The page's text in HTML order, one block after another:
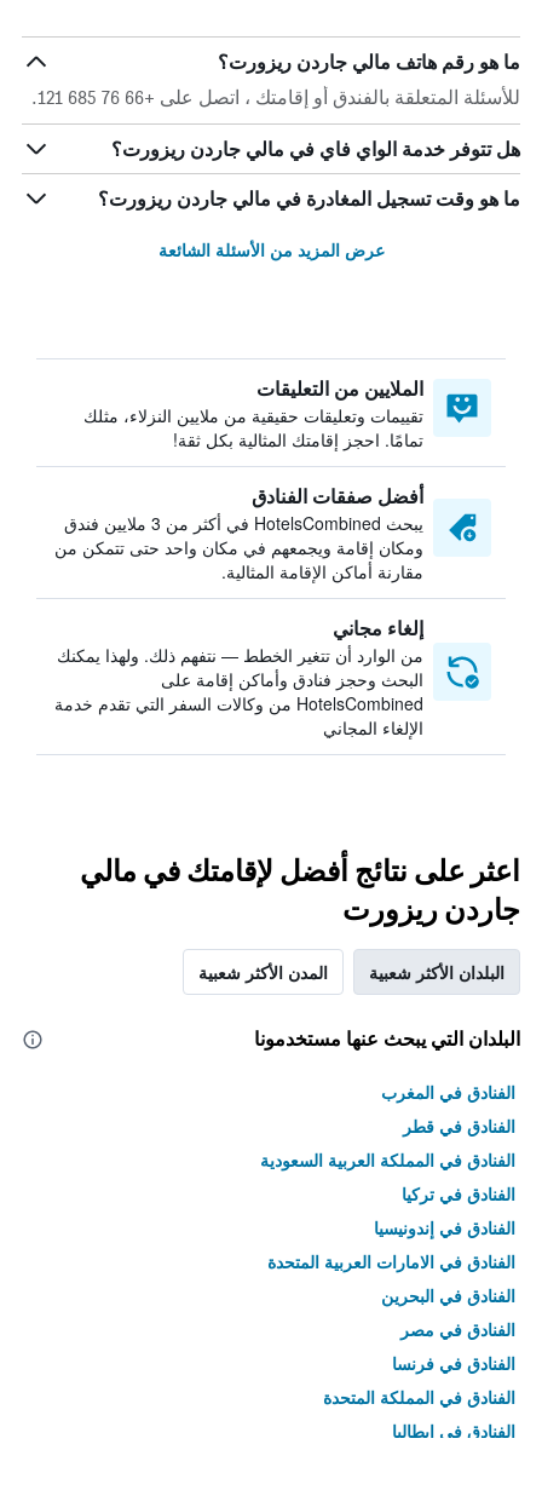
ما هو رقم هاتف مالي جاردن ريزورت؟
للأسئلة المتعلقة بالفندق أو إقامتك ، اتصل على +66 76 685 121.
هل تتوفر خدمة الواي فاي في مالي جاردن ريزورت؟
ما هو وقت تسجيل المغادرة في مالي جاردن ريزورت؟
عرض المزيد من الأسئلة الشائعة
الملايين من التعليقات
تقييمات وتعليقات حقيقية من ملايين النزلاء، مثلك
تمامًا. احجز إقامتك المثالية بكل ثقة!
أفضل صفقات الفنادق
يبحث HotelsCombined في أكثر من 3 ملايين فندق
ومكان إقامة ويجمعهم في مكان واحد حتى تتمكن من
مقارنة أماكن الإقامة المثالية.
إلغاء مجاني
من الوارد أن تتغير الخطط — نتفهم ذلك. ولهذا يمكنك
البحث وحجز فنادق وأماكن إقامة على
HotelsCombined من وكالات السفر التي تقدم خدمة
الإلغاء المجاني
اعثر على نتائج أفضل لإقامتك في مالي
جاردن ريزورت
البلدان الأكثر شعبية المدن الأكثر شعبية
البلدان التي يبحث عنها مستخدمونا
الفنادق في المغرب
الفنادق في قطر
الفنادق في المملكة العربية السعودية
الفنادق في تركيا
الفنادق في إندونيسيا
الفنادق في الامارات العربية المتحدة
الفنادق في البحرين
الفنادق في مصر
الفنادق في فرنسا
الفنادق في المملكة المتحدة
الفنادق في إيطاليا